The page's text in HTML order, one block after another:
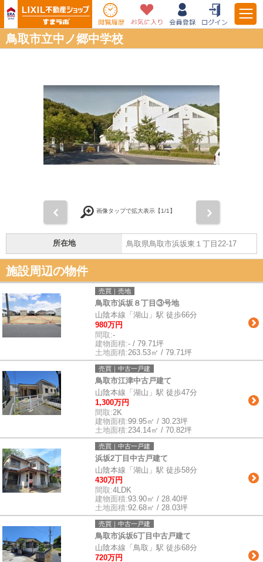
鳥取市立中ノ郷中学校
画像タップで拡大表示【1/1】
所在地 鳥取県鳥取市浜坂東１丁目22-17
施設周辺の物件
売買｜売地
鳥取市浜坂８丁目③号地
山陰本線「湖山」駅 徒歩66分
980万円
間取:-
建物面積:- / 79.71坪
土地面積:263.53㎡ / 79.71坪
売買｜中古一戸建
鳥取市江津中古戸建て
山陰本線「湖山」駅 徒歩47分
1,300万円
間取:2K
建物面積:99.95㎡ / 30.23坪
土地面積:234.14㎡ / 70.82坪
売買｜中古一戸建
浜坂2丁目中古戸建て
山陰本線「湖山」駅 徒歩58分
430万円
間取:4LDK
建物面積:93.90㎡ / 28.40坪
土地面積:92.68㎡ / 28.03坪
売買｜中古一戸建
鳥取市浜坂6丁目中古戸建て
山陰本線「鳥取」駅 徒歩68分
720万円